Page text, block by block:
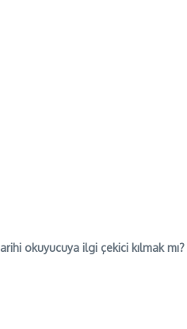
okuyucuya ilgi çekici kılmak mı?